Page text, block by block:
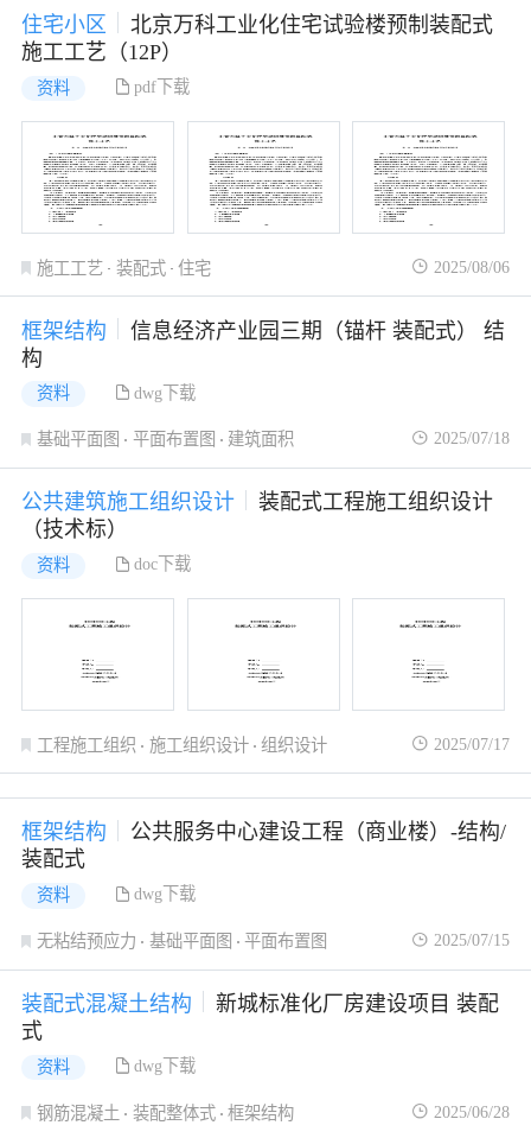
住宅小区
北京万科工业化住宅试验楼预制装配式
施工工艺（12P）
资料 pdf下载
施工工艺 装配式 住宅 2025/08/06
框架结构
信息经济产业园三期（锚杆 装配式） 结
构
资料 dwg下载
基础平面图 平面布置图 建筑面积 2025/07/18
公共建筑施工组织设计
装配式工程施工组织设计
（技术标）
资料 doc下载
工程施工组织 施工组织设计 组织设计 2025/07/17
框架结构
公共服务中心建设工程（商业楼）-结构/
装配式
资料 dwg下载
无粘结预应力 基础平面图 平面布置图 2025/07/15
装配式混凝土结构
新城标准化厂房建设项目 装配
式
资料 dwg下载
钢筋混凝土 装配整体式 框架结构 2025/06/28